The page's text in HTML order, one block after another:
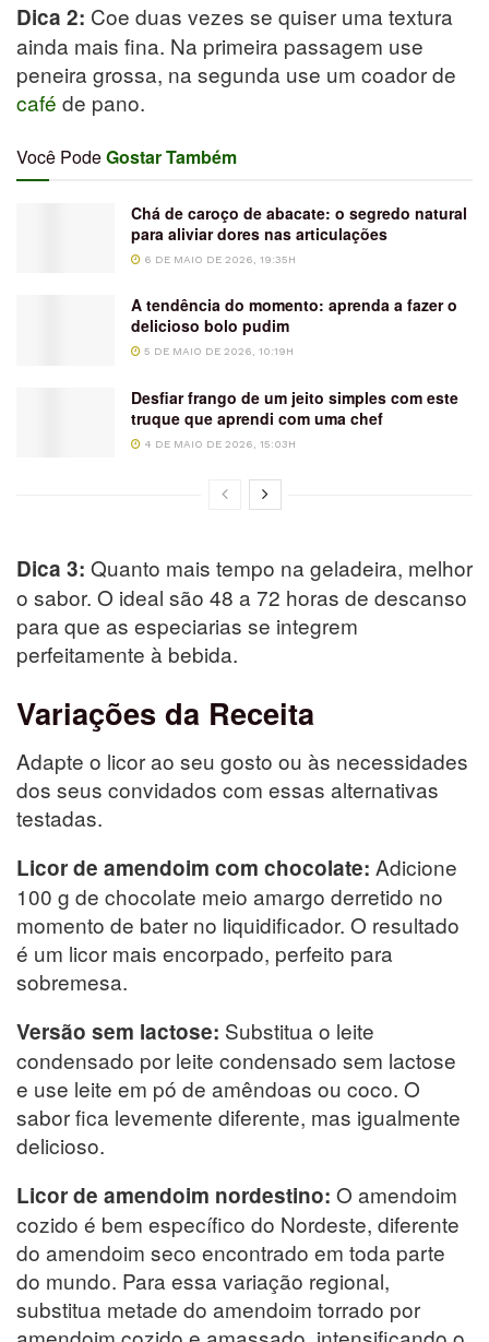
Dica 2: Coe duas vezes se quiser uma textura
ainda mais fina. Na primeira passagem use
peneira grossa, na segunda use um coador de
café de pano.
Você PodeGostar Também
Chá de caroço de abacate: o segredo natural
para aliviar dores nas articulações
6 DE MAIO DE 2026, 19:35H
A tendência do momento: aprenda a fazer o
delicioso bolo pudim
5 DE MAIO DE 2026, 10:19H
Desfiar frango de um jeito simples com este
truque que aprendi com uma chef
4 DE MAIO DE 2026, 15:03H
Dica 3: Quanto mais tempo na geladeira, melhor
o sabor. O ideal são 48 a 72 horas de descanso
para que as especiarias se integrem
perfeitamente à bebida.
Variações da Receita
Adapte o licor ao seu gosto ou às necessidades
dos seus convidados com essas alternativas
testadas.
Licor de amendoim com chocolate: Adicione
100 g de chocolate meio amargo derretido no
momento de bater no liquidificador. O resultado
é um licor mais encorpado, perfeito para
sobremesa.
Versão sem lactose: Substitua o leite
condensado por leite condensado sem lactose
e use leite em pó de amêndoas ou coco. O
sabor fica levemente diferente, mas igualmente
delicioso.
Licor de amendoim nordestino: O amendoim
cozido é bem específico do Nordeste, diferente
do amendoim seco encontrado em toda parte
do mundo. Para essa variação regional,
substitua metade do amendoim torrado por